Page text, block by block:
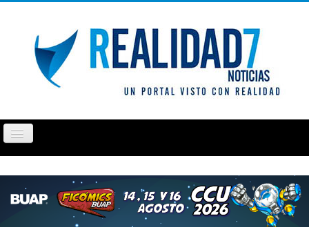
Cambiar
navegación
PUEBLA TLAXCALA OPINIÓN